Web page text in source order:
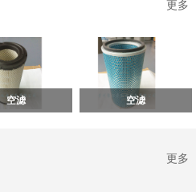
更多
空滤 空滤
更多